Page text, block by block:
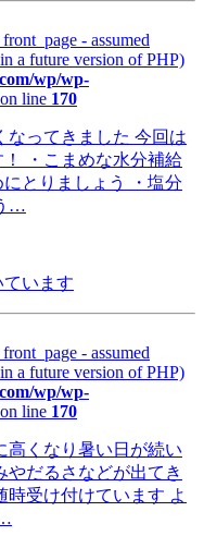
- assumed
a future version of PHP)
wp/wp-
on line 170
なってきました 今回は
・こまめな水分補給
とりましょう ・塩分
…
います
- assumed
a future version of PHP)
wp/wp-
on line 170
高くなり暑い日が続い
だるさなどが出てき
時受け付けています よ